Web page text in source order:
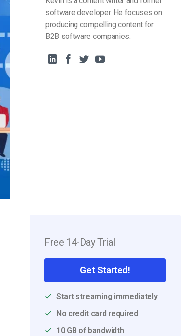
software developer. He focuses on
producing compelling content for
B2B software companies.
Free 14-Day Trial
Get Started!
Start streaming immediately
No credit card required
10 GB of bandwidth